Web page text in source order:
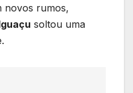
novos rumos,
soltou uma